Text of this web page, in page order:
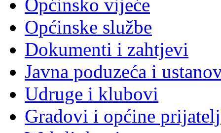
Općinsko vijeće
Općinske službe
Dokumenti i zahtjevi
Javna poduzeća i
Udruge i klubovi
Gradovi i općine